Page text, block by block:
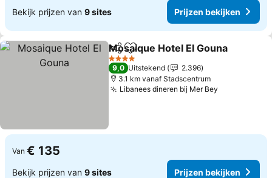
Bekijk prijzen van 9 sites Prijzen bekijken
DelenToevoegen aan favorieten
Mosaique Hotel El Gouna
4 Sterren
9,0 Uitstekend
2.396
3.1 km vanaf Stadscentrum
Libanees dineren bij Mer Bey
Van € 135
Bekijk prijzen van 9 sites Prijzen bekijken